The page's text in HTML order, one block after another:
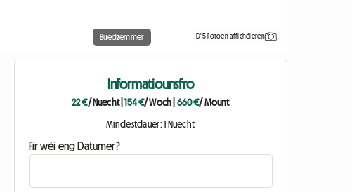
Buedzëmmer D'5 Fotoen affichéieren
Informatiounsfro
22 €/ Nuecht|154 €/ Woch 660 €/ Mount
Mindestdauer: 1 Nuecht
Fir wéi eng Datumer?